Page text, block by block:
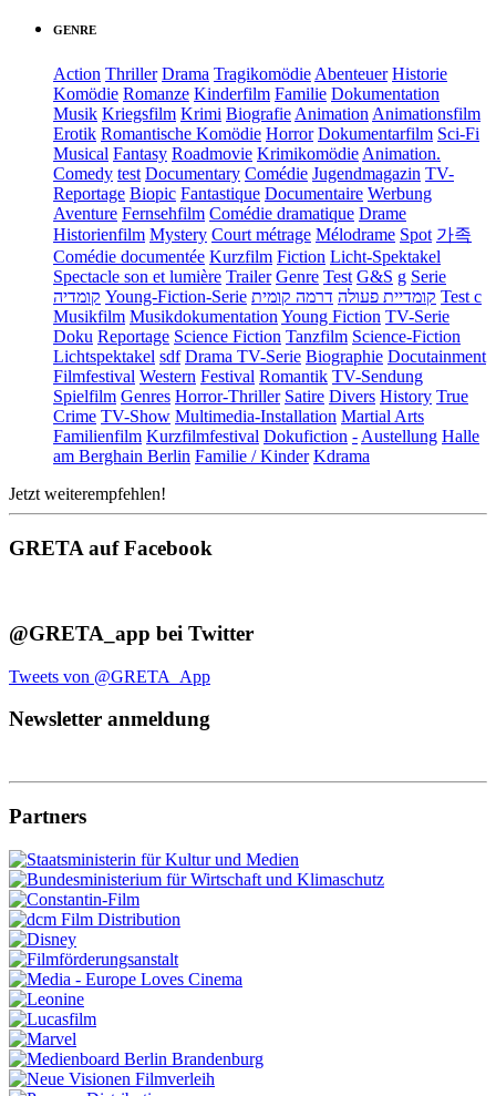
GENRE
Action Thriller Drama Tragikomödie Abenteuer Historie
Komödie Romanze Kinderfilm Familie Dokumentation
Musik Kriegsfilm Krimi Biografie Animation Animationsfilm
Erotik Romantische Komödie Horror Dokumentarfilm Sci-Fi
Musical Fantasy Roadmovie Krimikomödie Animation.
Comedy test Documentary Comédie Jugendmagazin TV-
Reportage Biopic Fantastique Documentaire Werbung
Aventure Fernsehfilm Comédie dramatique Drame
Historienfilm Mystery Court métrage Mélodrame Spot 가족
Comédie documentée Kurzfilm Fiction Licht-Spektakel
Spectacle son et lumière Trailer Genre Test G&S g Serie
קומדיה Young-Fiction-Serie קומדיית פעולה דרמה קומית
Test c
Musikfilm Musikdokumentation Young Fiction TV-Serie
Doku Reportage Science Fiction Tanzfilm Science-Fiction
Lichtspektakel sdf Drama TV-Serie Biographie Docutainment
Filmfestival Western Festival Romantik TV-Sendung
Spielfilm Genres Horror-Thriller Satire Divers History True
Crime TV-Show Multimedia-Installation Martial Arts
Familienfilm Kurzfilmfestival Dokufiction - Austellung Halle
am Berghain Berlin Familie / Kinder Kdrama
Jetzt weiterempfehlen!
GRETA auf Facebook
@GRETA_app bei Twitter
Tweets von @GRETA_App
Newsletter anmeldung
Partners